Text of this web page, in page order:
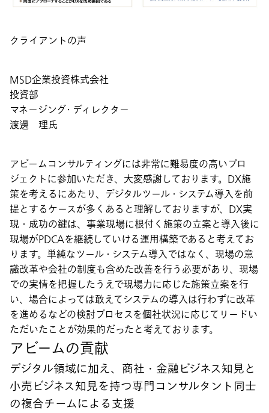
クライアントの声
MSD企業投資株式会社
投資部
マネージング・ディレクター
渡邊 理氏
アビームコンサルティングには非常に難易度の高いプロ
ジェクトに参加いただき、大変感謝しております。DX施
策を考えるにあたり、デジタルツール・システム導入を前
提とするケースが多くあると理解しておりますが、DX実
現・成功の鍵は、事業現場に根付く施策の立案と導入後に
現場がPDCAを継続していける運用構築であると考えてお
ります。単純なツール・システム導入ではなく、現場の意
識改革や会社の制度も含めた改善を行う必要があり、現場
での実情を把握したうえで現場力に応じた施策立案を行
い、場合によっては敢えてシステムの導入は行わずに改革
を進めるなどの検討プロセスを個社状況に応じてリードい
ただいたことが効果的だったと考えております。
アビームの貢献
デジタル領域に加え、商社・金融ビジネス知見と
小売ビジネス知見を持つ専門コンサルタント同士
の複合チームによる支援